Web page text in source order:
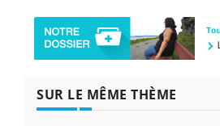
SUR LE MÊME THÈME